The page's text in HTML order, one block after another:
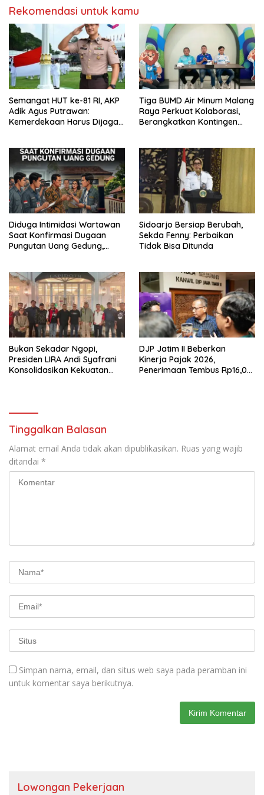
Rekomendasi untuk kamu
Semangat HUT ke-81 RI, AKP
Adik Agus Putrawan:
Kemerdekaan Harus Dijaga
Tiga BUMD Air Minum Malang
Raya Perkuat Kolaborasi,
Berangkatkan Kontingen
Diduga Intimidasi Wartawan
Saat Konfirmasi Dugaan
Pungutan Uang Gedung,
Buka suara
Sidoarjo Bersiap Berubah,
Sekda Fenny: Perbaikan
Tidak Bisa Ditunda
Bukan Sekadar Ngopi,
Presiden LIRA Andi Syafrani
Konsolidasikan Kekuatan
DJP Jatim II Beberkan
Kinerja Pajak 2026,
Penerimaan Tembus Rp16,08
Tinggalkan Balasan
Alamat email Anda tidak akan dipublikasikan. Ruas yang wajib
ditandai *
Simpan nama, email, dan situs web saya pada peramban ini
untuk komentar saya berikutnya.
Lowongan Pekerjaan